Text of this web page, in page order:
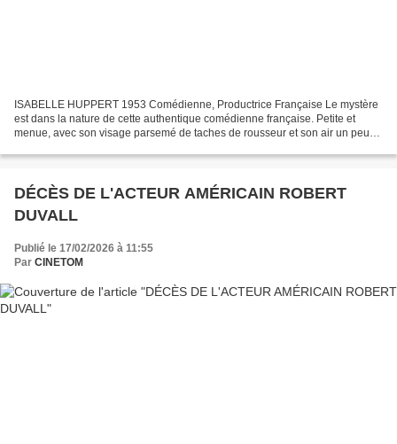
ISABELLE HUPPERT 1953 Comédienne, Productrice Française Le mystère
est dans la nature de cette authentique comédienne française. Petite et
menue, avec son visage parsemé de taches de rousseur et son air un peu
DÉCÈS DE L'ACTEUR AMÉRICAIN ROBERT
DUVALL
Publié le 17/02/2026 à 11:55
Par CINETOM